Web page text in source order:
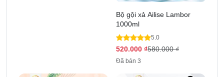
Bộ gội xả Ailise Lambor
1000ml
5.0
520.000 ₫580.000₫
Đã bán 3